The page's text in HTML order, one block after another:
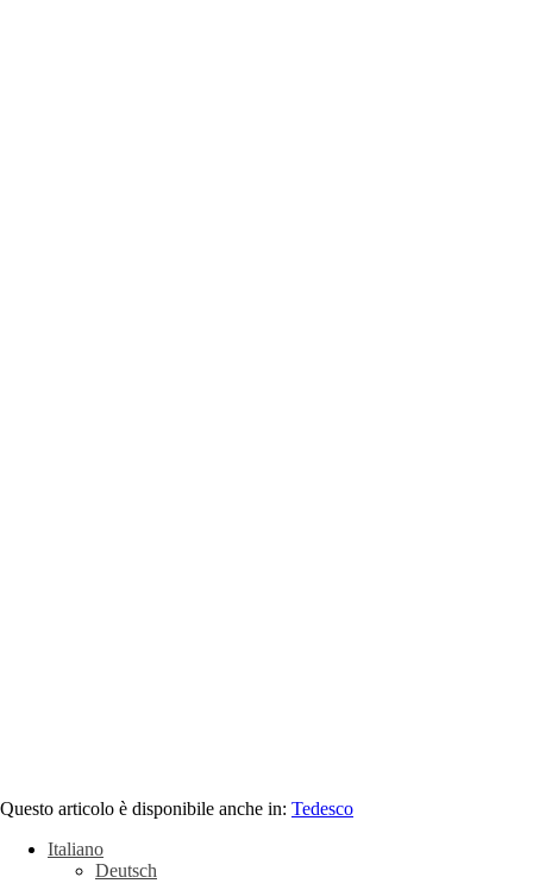
Questo articolo è disponibile anche in: Tedesco
Italiano
Deutsch